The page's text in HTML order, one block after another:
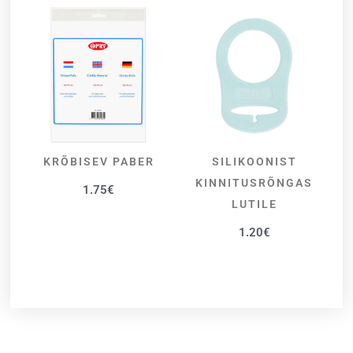
LISA KORVI
KRÕBISEV PABER
1.75€
VALI
SILIKOONIST
KINNITUSRÕNGAS
LUTILE
1.20€